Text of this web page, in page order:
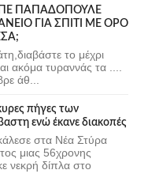
ΠΑΠΑΔΟΠΟΥΛΕ
ΓΙΑ ΣΠΙΤΙ ΜΕ ΟΡΟ
το μέχρι
ακόμα τυραννάς τα ....
άθ...
πήγες των
ενώ έκανε διακοπές
στα Νέα Στύρα
μιας 56χρονης
νεκρή δίπλα στο